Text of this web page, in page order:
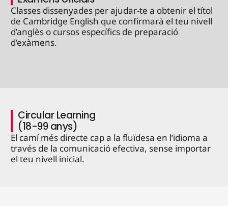
Circular Learning
(18-99 anys)
El camí més directe cap a la fluïdesa en l’idioma a
través de la comunicació efectiva, sense importar
el teu nivell inicial.
Classes dissenyades per ajudar-te a obtenir el títol
de Cambridge English que confirmarà el teu nivell
d’anglès o cursos específics de preparació
d’exàmens.